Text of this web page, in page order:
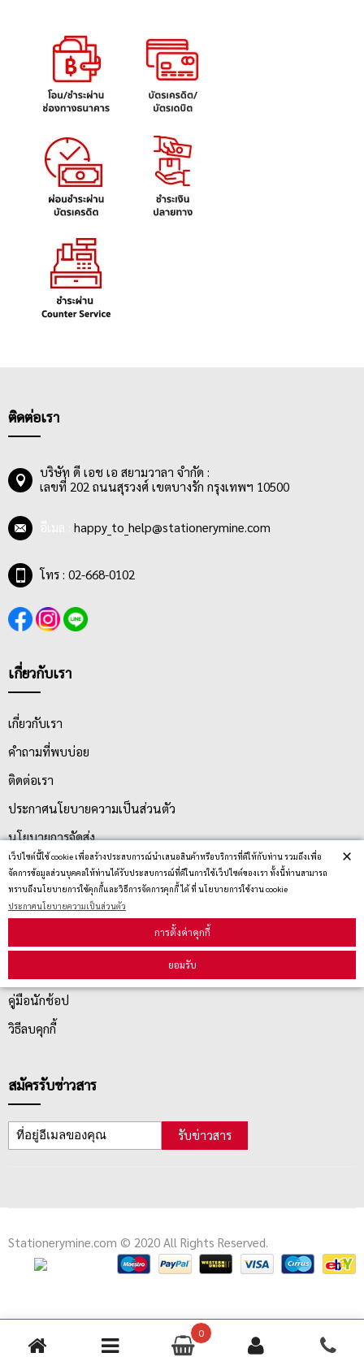
0
เว็ปไซต์นี้ใช้ cookie เพื่อสร้างประสบการณ์นำเสนอสินค้าหรือบริการที่ดีให้กับท่าน รวมถึงเพื่อ
จัดการข้อมูลส่วนบุคคลให้ท่านได้รับประสบการณ์ที่ดีในการใช้เว็ปไซต์ของเรา ทั้งนี้ท่านสามารถ
ทราบถึงนโยบายการใช้คุกกี้และวิธีการจัดการคุกกี้ ได้ ที่ นโยบายการใช้งาน cookie
ประกาศนโยบายความเป็นส่วนตัว
การตั้งค่าคุกกี้
ยอมรับ
×
ติดต่อเรา
บริษัท ดี เอช เอ สยามวาลา จำกัด :
เลขที่ 202 ถนนสุรวงศ์ เขตบางรัก กรุงเทพฯ 10500
happy_to_help@stationerymine.com
โทร : 02-668-0102
เกี่ยวกับเรา
เกี่ยวกับเรา
คำถามที่พบบ่อย
ติดต่อเรา
ประกาศนโยบายความเป็นส่วนตัว
นโยบายการจัดส่ง
นโยบายการเปลี่ยน/คืน สินค้า
บริการลูกค้า
คู่มือนักช้อป
วิธีลบคุกกี้
สมัครรับข่าวสาร
รับข่าวสาร
Stationerymine.com © 2020 All Rights Reserved.